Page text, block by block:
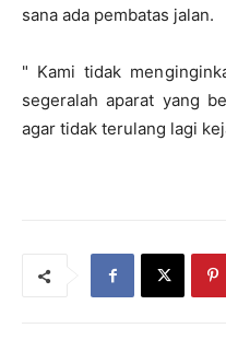
sana ada pembatas jalan.
" Kami tidak
segeralah aparat yang
agar tidak terulang lagi